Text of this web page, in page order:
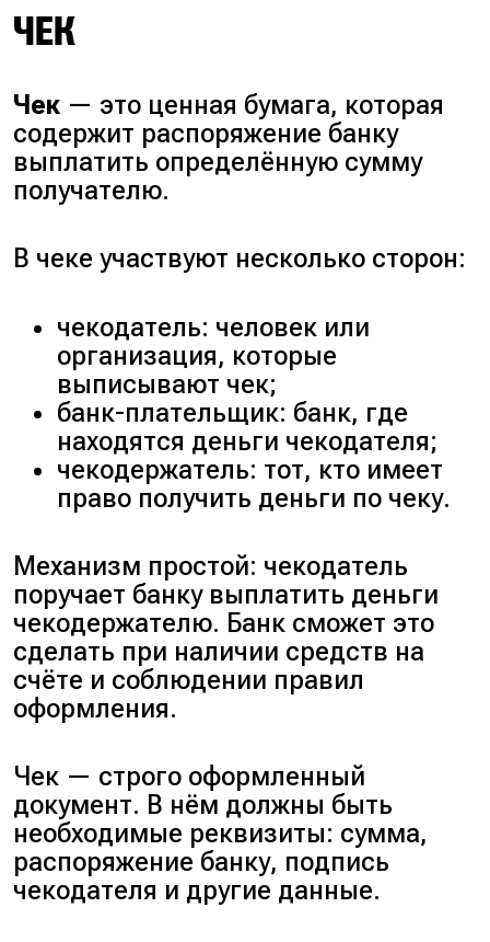
ЧЕК
Чек — это ценная бумага, которая
содержит распоряжение банку
выплатить определённую сумму
получателю.
В чеке участвуют несколько сторон:
чекодатель: человек или
организация, которые
выписывают чек;
банк-плательщик: банк, где
находятся деньги чекодателя;
чекодержатель: тот, кто имеет
право получить деньги по чеку.
Механизм простой: чекодатель
поручает банку выплатить деньги
чекодержателю. Банк сможет это
сделать при наличии средств на
счёте и соблюдении правил
оформления.
Чек — строго оформленный
документ. В нём должны быть
необходимые реквизиты: сумма,
распоряжение банку, подпись
чекодателя и другие данные.